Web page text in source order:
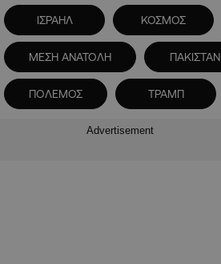
ΙΣΡΑΗΛ ΚΟΣΜΟΣ
ΜΕΣΗ ΑΝΑΤΟΛΗ ΠΑΚΙΣΤΑΝ
ΠΟΛΕΜΟΣ ΤΡΑΜΠ
Advertisement